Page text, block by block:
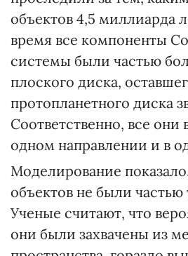
объектов 4,5 миллиарда
время все компоненты
системы были частью
плоского диска,
протопланетного диска
Соответственно, все они
одном направлении и в
Моделирование
объектов не были частью
Ученые считают, что
они были захвачены из